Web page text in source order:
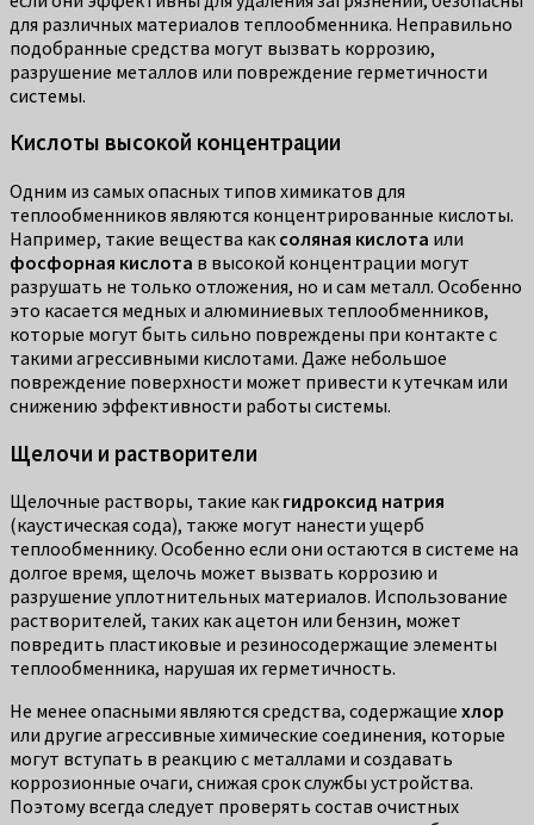
для различных материалов теплообменника. Неправильно
подобранные средства могут вызвать коррозию,
разрушение металлов или повреждение герметичности
системы.
Кислоты высокой концентрации
Одним из самых опасных типов химикатов для
теплообменников являются концентрированные кислоты.
Например, такие вещества как соляная кислота или
фосфорная кислота в высокой концентрации могут
разрушать не только отложения, но и сам металл. Особенно
это касается медных и алюминиевых теплообменников,
которые могут быть сильно повреждены при контакте с
такими агрессивными кислотами. Даже небольшое
повреждение поверхности может привести к утечкам или
снижению эффективности работы системы.
Щелочи и растворители
Щелочные растворы, такие как гидроксид натрия
(каустическая сода), также могут нанести ущерб
теплообменнику. Особенно если они остаются в системе на
долгое время, щелочь может вызвать коррозию и
разрушение уплотнительных материалов. Использование
растворителей, таких как ацетон или бензин, может
повредить пластиковые и резиносодержащие элементы
теплообменника, нарушая их герметичность.
Не менее опасными являются средства, содержащие хлор
или другие агрессивные химические соединения, которые
могут вступать в реакцию с металлами и создавать
коррозионные очаги, снижая срок службы устройства.
Поэтому всегда следует проверять состав очистных